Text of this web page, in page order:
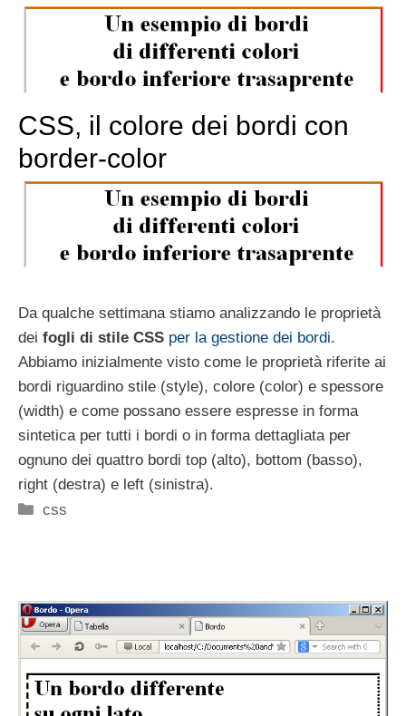
CSS, il colore dei bordi con
border-color
Da qualche settimana stiamo analizzando le proprietà
dei fogli di stile CSS per la gestione dei bordi.
Abbiamo inizialmente visto come le proprietà riferite ai
bordi riguardino stile (style), colore (color) e spessore
(width) e come possano essere espresse in forma
sintetica per tutti i bordi o in forma dettagliata per
ognuno dei quattro bordi top (alto), bottom (basso),
right (destra) e left (sinistra).
Categorie
css